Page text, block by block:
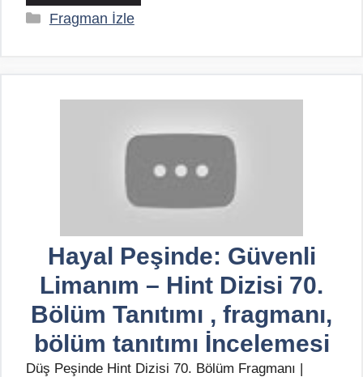
Kategoriler
Fragman İzle
Hayal Peşinde: Güvenli
Limanım – Hint Dizisi 70.
Bölüm Tanıtımı , fragmanı,
bölüm tanıtımı İncelemesi
Düş Peşinde Hint Dizisi 70. Bölüm Fragmanı |